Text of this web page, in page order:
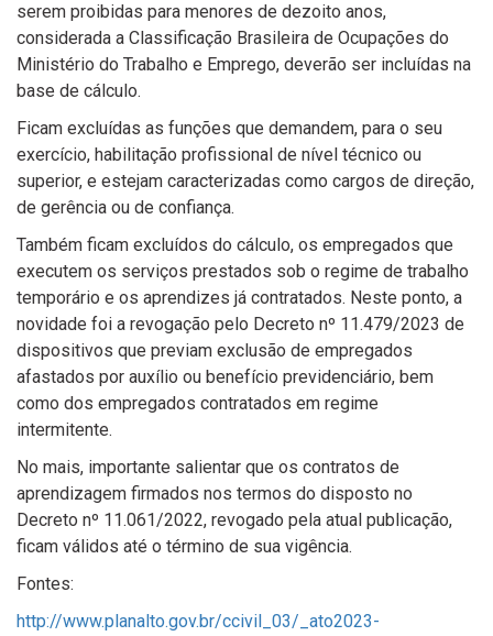
serem proibidas para menores de dezoito anos,
considerada a Classificação Brasileira de Ocupações do
Ministério do Trabalho e Emprego, deverão ser incluídas na
base de cálculo.
Ficam excluídas as funções que demandem, para o seu
exercício, habilitação profissional de nível técnico ou
superior, e estejam caracterizadas como cargos de direção,
de gerência ou de confiança.
Também ficam excluídos do cálculo, os empregados que
executem os serviços prestados sob o regime de trabalho
temporário e os aprendizes já contratados. Neste ponto, a
novidade foi a revogação pelo Decreto nº 11.479/2023 de
dispositivos que previam exclusão de empregados
afastados por auxílio ou benefício previdenciário, bem
como dos empregados contratados em regime
intermitente.
No mais, importante salientar que os contratos de
aprendizagem firmados nos termos do disposto no
Decreto nº 11.061/2022, revogado pela atual publicação,
ficam válidos até o término de sua vigência.
Fontes:
http://www.planalto.gov.br/ccivil_03/_ato2023-